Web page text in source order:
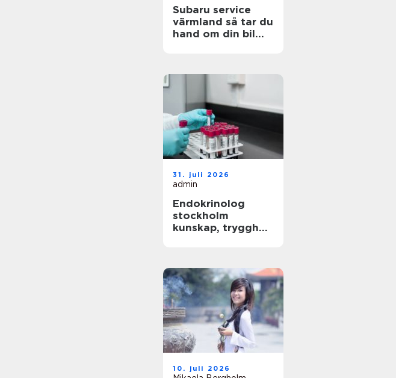
Subaru service
värmland så tar du
hand om din bil
31. juli 2026
admin
Endokrinolog
stockholm
kunskap, trygghet
10. juli 2026